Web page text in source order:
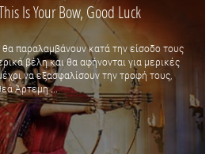
Is Your Bow, Good Luck
θα παραλαμβάνουν κατά την είσοδο τους
βέλη και θα αφήνονται για μερικές
να εξασφαλίσουν την τροφή τους,
Άρτεμη ...